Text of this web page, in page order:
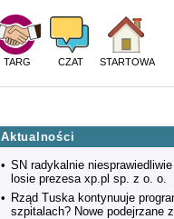
TARG CZAT STARTOWA
Aktualności
• SN radykalnie
losie prezesa xp.pl sp. z o. o.
• Rząd Tuska kontynuuje
szpitalach? Nowe podejrzane